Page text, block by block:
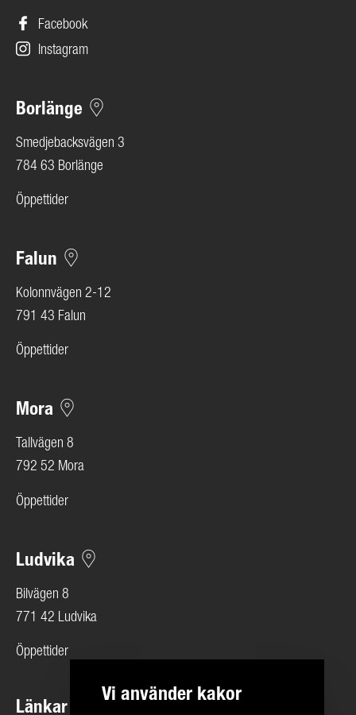
Facebook
Instagram
Borlänge
Smedjebacksvägen 3
784 63 Borlänge
Öppettider
Falun
Kolonnvägen 2-12
791 43 Falun
Öppettider
Mora
Tallvägen 8
792 52 Mora
Öppettider
Ludvika
Bilvägen 8
771 42 Ludvika
Öppettider
Länkar
Vi använder kakor